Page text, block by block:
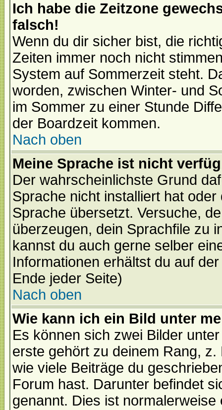
Ich habe die Zeitzone
falsch!
Wenn du dir sicher bist, die
Zeiten immer noch nicht
System auf Sommerzeit steht.
worden, zwischen Winter- und
im Sommer zu einer Stunde
der Boardzeit kommen.
Nach oben
Meine Sprache ist nicht
Der wahrscheinlichste Grund
Sprache nicht installiert hat
Sprache übersetzt. Versuche,
überzeugen, dein Sprachfile zu
kannst du auch gerne selber
Informationen erhältst du auf
Ende jeder Seite)
Nach oben
Wie kann ich ein Bild unter
Es können sich zwei Bilder
erste gehört zu deinem Rang,
wie viele Beiträge du
Forum hast. Darunter befindet
genannt. Dies ist